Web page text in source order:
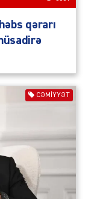
qərarı
CƏMIYYƏT